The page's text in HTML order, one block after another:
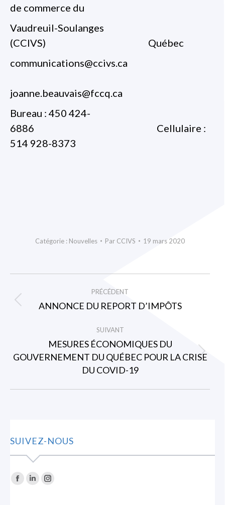
de commerce du
Vaudreuil-Soulanges
(CCIVS) Québec
communications@ccivs.ca
joanne.beauvais@fccq.ca
Bureau : 450 424-
6886 Cellulaire :
514 928-8373
Catégorie : Nouvelles Par CCIVS 19 mars 2020
ARTICLE
PRÉCÉDENT
Article
:
ANNONCE DU REPORT D’IMPÔTS
SUIVANT
Article
suivant
:
MESURES ÉCONOMIQUES DU
GOUVERNEMENT DU QUÉBEC POUR LA CRISE
DU COVID-19
SUIVEZ-NOUS
Trouvez nous sur :
La
La
La